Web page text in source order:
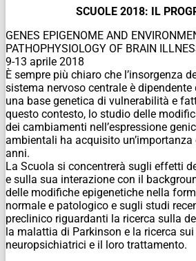
SCUOLE 2018: IL
GENES EPIGENOME AND
PATHOPHYSIOLOGY OF BRAIN
9-13 aprile 2018
È sempre più chiaro che l’insorgenza
sistema nervoso centrale è dipendente
una base genetica di vulnerabilità e
questo contesto, lo studio delle
dei cambiamenti nell’espressione
ambientali ha acquisito
anni.
La Scuola si concentrerà sugli effetti
e sulla sua interazione con il
delle modifiche epigenetiche nella
normale e patologico e sugli studi
preclinico riguardanti la ricerca sulla
la malattia di Parkinson e la ricerca
neuropsichiatrici e il loro trattamento.